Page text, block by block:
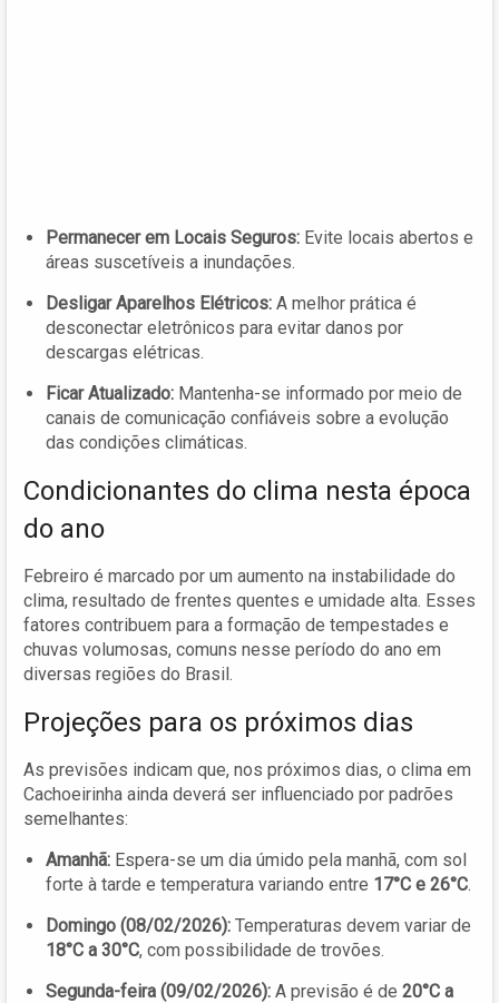
Permanecer em Locais Seguros: Evite locais abertos e
áreas suscetíveis a inundações.
Desligar Aparelhos Elétricos: A melhor prática é
desconectar eletrônicos para evitar danos por
descargas elétricas.
Ficar Atualizado: Mantenha-se informado por meio de
canais de comunicação confiáveis sobre a evolução
das condições climáticas.
Condicionantes do clima nesta época
do ano
Febreiro é marcado por um aumento na instabilidade do
clima, resultado de frentes quentes e umidade alta. Esses
fatores contribuem para a formação de tempestades e
chuvas volumosas, comuns nesse período do ano em
diversas regiões do Brasil.
Projeções para os próximos dias
As previsões indicam que, nos próximos dias, o clima em
Cachoeirinha ainda deverá ser influenciado por padrões
semelhantes:
Amanhã: Espera-se um dia úmido pela manhã, com sol
forte à tarde e temperatura variando entre 17°C e 26°C.
Domingo (08/02/2026): Temperaturas devem variar de
18°C a 30°C, com possibilidade de trovões.
Segunda-feira (09/02/2026): A previsão é de 20°C a